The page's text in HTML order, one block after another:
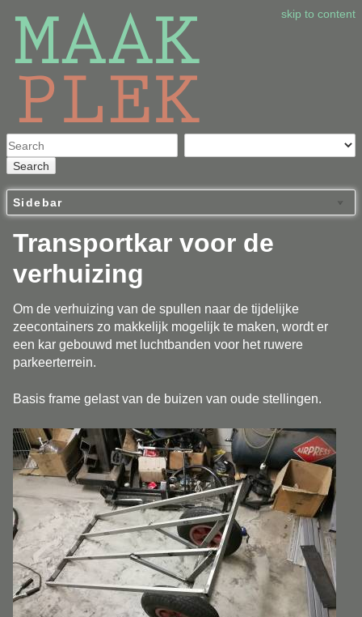
skip to content
Search
Sidebar
Transportkar voor de
verhuizing
Om de verhuizing van de spullen naar de tijdelijke
zeecontainers zo makkelijk mogelijk te maken, wordt er
een kar gebouwd met luchtbanden voor het ruwere
parkeerterrein.
Basis frame gelast van de buizen van oude stellingen.